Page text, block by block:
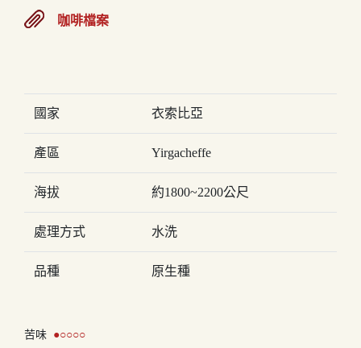
咖啡檔案
國家 衣索比亞
產區 Yirgacheffe
海拔 約1800~2200公尺
處理方式 水洗
品種 原生種
苦味 ●○○○○